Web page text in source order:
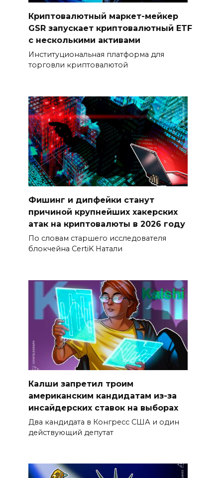
Криптовалютный маркет-мейкер
GSR запускает криптовалютный ETF
с несколькими активами
Институциональная платформа для
торговли криптовалютой
Фишинг и дипфейки станут
причиной крупнейших хакерских
атак на криптовалюты в 2026 году
По словам старшего исследователя
блокчейна CertiK Натали
Калши запретил троим
американским кандидатам из-за
инсайдерских ставок на выборах
Два кандидата в Конгресс США и один
действующий депутат